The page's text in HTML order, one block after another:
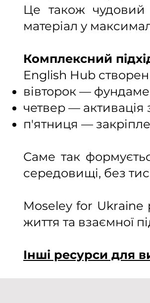
Це також чудовий
матеріал у
Комплексний
English Hub
вівторок —
четвер — активація
п'ятниця —
Саме так
середовищі, без
Moseley for Ukraine
життя та взаємної
Інші ресурси для